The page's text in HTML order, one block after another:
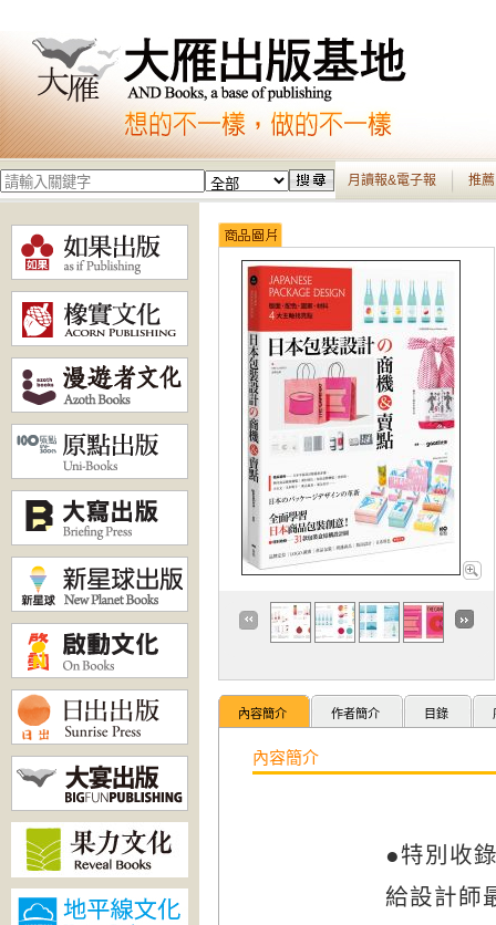
月讀報&電子報 推
內容簡介 作者簡介 目錄
內容簡介
●特別收
給設計師